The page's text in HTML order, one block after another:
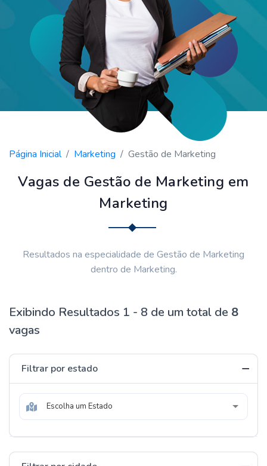
Página Inicial Marketing Gestão de Marketing
Vagas de Gestão de Marketing em
Marketing
Resultados na especialidade de Gestão de Marketing
dentro de Marketing.
Exibindo Resultados 1 - 8 de um total de 8
vagas
Filtrar por estado
Escolha um Estado